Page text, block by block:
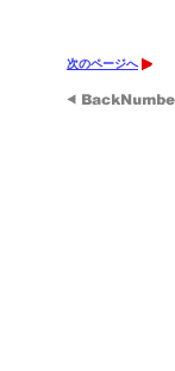
次のページへ